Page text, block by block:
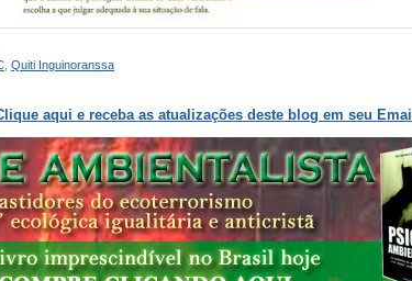
Quiti Inguinoranssa
aqui e receba as atualizações deste blog em seu Email